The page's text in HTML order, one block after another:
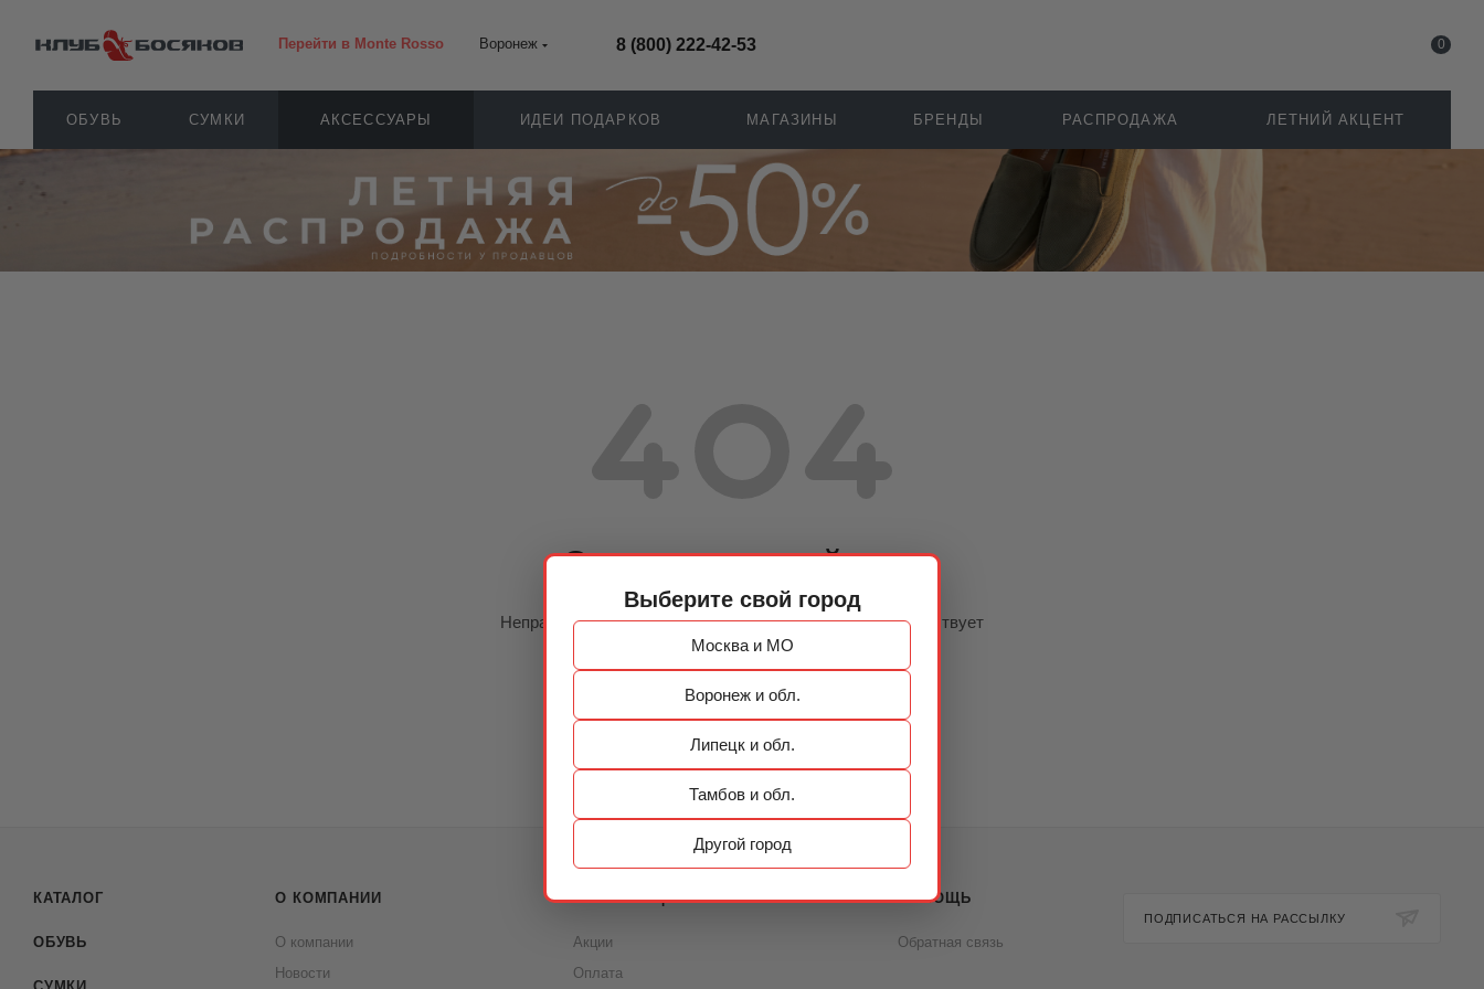
Выберите свой город
Москва и МО
Воронеж и обл.
Липецк и обл.
Тамбов и обл.
Другой город
Перейти в Monte Rosso Воронеж 8 (800) 222-42-53 0
ОБУВЬ СУМКИ АКСЕССУАРЫ ИДЕИ ПОДАРКОВ МАГАЗИНЫ БРЕНДЫ РАСПРОДАЖА ЛЕТНИЙ АКЦЕНТ
Страница не найдена
Неправильно набран адрес или такой страницы не существует
ВЕРНУТЬСЯ НАЗАД
КАТАЛОГ
ОБУВЬ
О КОМПАНИИ
О компании
Новости
ИНФОРМАЦИЯ
Акции
Оплата
ПОМОЩЬ
Обратная связь
ПОДПИСАТЬСЯ НА РАССЫЛКУ